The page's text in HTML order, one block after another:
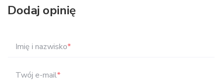
Dodaj opinię
Imię i nazwisko*
Twój e-mail*